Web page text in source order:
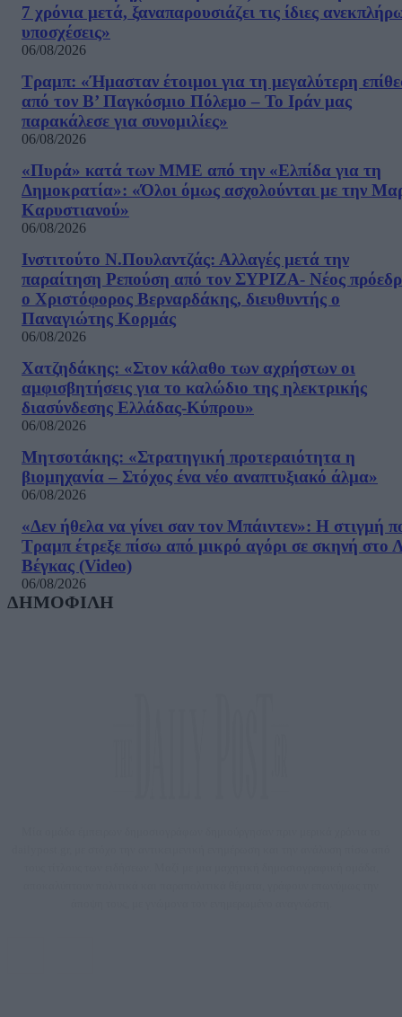
7 χρόνια μετά, ξαναπαρουσιάζει τις ίδιες
υποσχέσεις»
06/08/2026
Τραμπ: «Ήμασταν έτοιμοι για τη μεγαλύτερη
από τον Β’ Παγκόσμιο Πόλεμο – Το Ιράν μας
παρακάλεσε για συνομιλίες»
06/08/2026
«Πυρά» κατά των ΜΜΕ από την «Ελπίδα για τη
Δημοκρατία»: «Όλοι όμως ασχολούνται με την
Καρυστιανού»
06/08/2026
Ινστιτούτο Ν.Πουλαντζάς: Αλλαγές μετά την
παραίτηση Ρεπούση από τον ΣΥΡΙΖΑ- Νέος
ο Χριστόφορος Βερναρδάκης, διευθυντής ο
Παναγιώτης Κορμάς
06/08/2026
Χατζηδάκης: «Στον κάλαθο των αχρήστων οι
αμφισβητήσεις για το καλώδιο της ηλεκτρικής
διασύνδεσης Ελλάδας-Κύπρου»
06/08/2026
Μητσοτάκης: «Στρατηγική προτεραιότητα η
βιομηχανία – Στόχος ένα νέο αναπτυξιακό άλμα»
06/08/2026
«Δεν ήθελα να γίνει σαν τον Μπάιντεν»: Η στιγμή
Τραμπ έτρεξε πίσω από μικρό αγόρι σε σκηνή στο
Βέγκας (Video)
06/08/2026
ΔΗΜΟΦΙΛΗ